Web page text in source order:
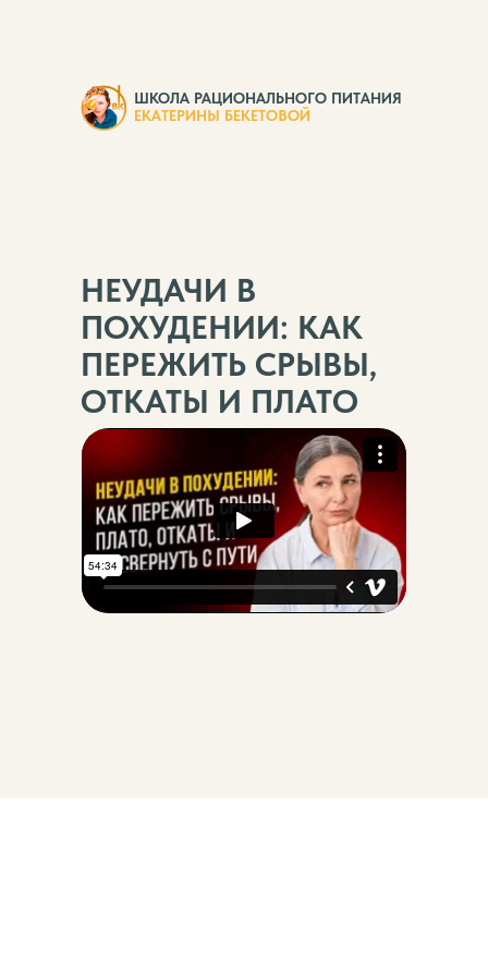
НЕУДАЧИ В
ПОХУДЕНИИ: КАК
ПЕРЕЖИТЬ СРЫВЫ,
ОТКАТЫ И ПЛАТО
ШКОЛА РАЦИОНАЛЬНОГО ПИТАНИЯ
ЕКАТЕРИНЫ БЕКЕТОВОЙ